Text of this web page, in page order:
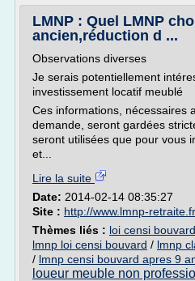
LMNP : Quel LMNP
ancien,réduction d ...
Observations diverses
Je serais potentiellement
investissement locatif meublé
Ces informations, nécessaires
demande, seront gardées
seront utilisées que pour vous
et...
Lire la suite
Date: 2014-02-14 08:35:27
Site : http://www.lmnp-retraite.fr
Thèmes liés : loi censi
lmnp loi censi bouvard / lmnp
/ lmnp censi bouvard apres 9
loueur meuble non